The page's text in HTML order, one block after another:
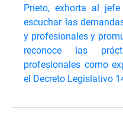
Prieto, exhorta al
escuchar las
y profesionales y
reconoce las
profesionales como
el Decreto Legislativo